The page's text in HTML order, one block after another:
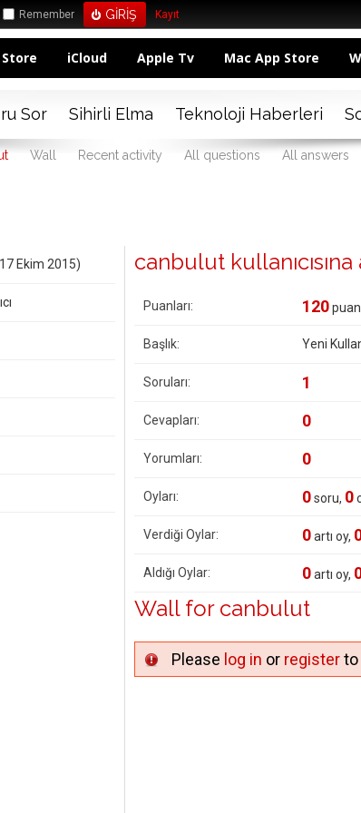
Remember Kayıt
iCloud Apple Tv Mac App Store
Sor Sihirli Elma Teknoloji Haberleri
Wall Recent activity All questions All answers
Ekim 2015) canbulut
Puanları: 120
Başlık: Yeni
Soruları: 1
Cevapları: 0
Yorumları: 0
Oyları: 0soru, 0
Verdiği Oylar: 0artı oy,
Aldığı Oylar: 0artı oy,
Wall for canbulut
Please log in or registerto